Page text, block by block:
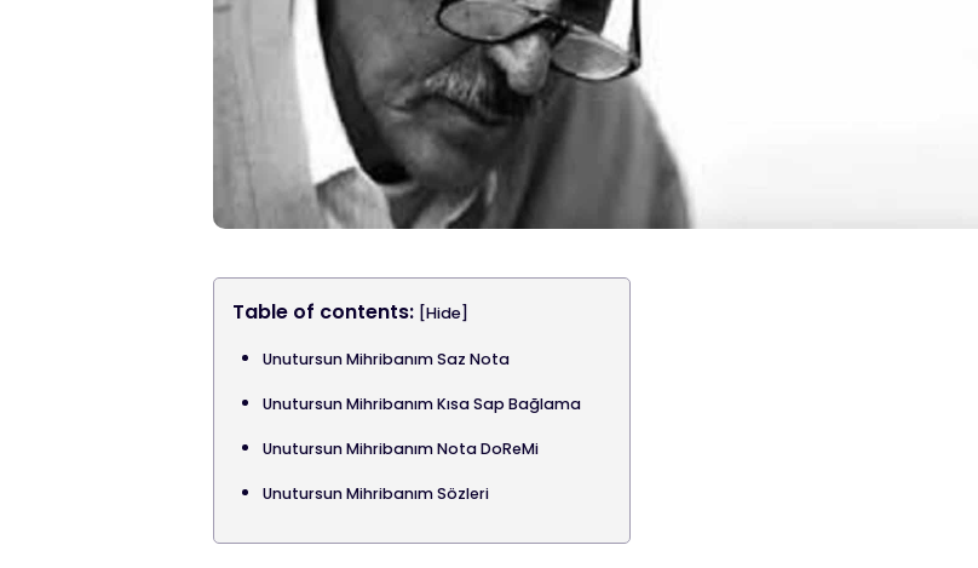
Table of contents: [Hide]
Unutursun Mihribanım Saz Nota
Unutursun Mihribanım Kısa Sap Bağlama
Unutursun Mihribanım Nota DoReMi
Unutursun Mihribanım Sözleri